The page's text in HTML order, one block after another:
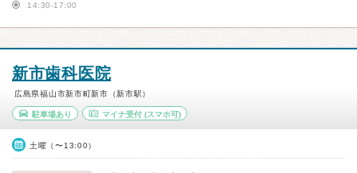
14:30-17:00
新市歯科医院
広島県福山市新市町新市（新市駅）
駐車場あり マイナ受付(スマホ可)
土曜（〜13:00）